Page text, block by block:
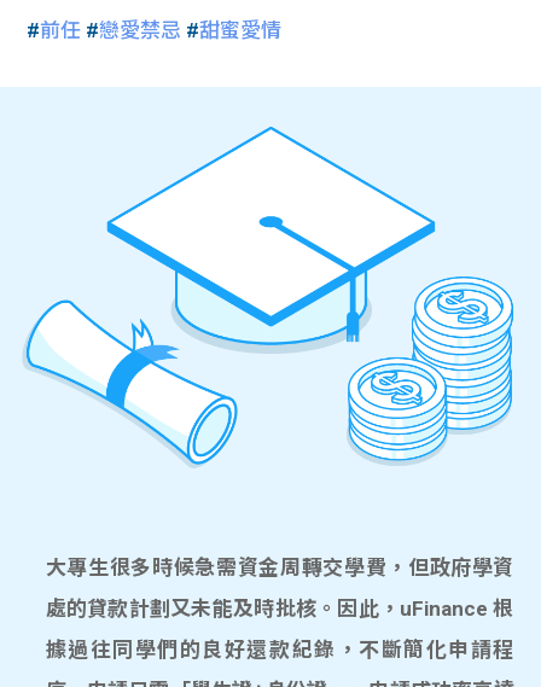
#前任 #戀愛禁忌 #甜蜜愛情
大專生很多時候急需資金周轉交學費，但政府學資
處的貸款計劃又未能及時批核。因此，uFinance 根
據過往同學們的良好還款紀錄，不斷簡化申請程